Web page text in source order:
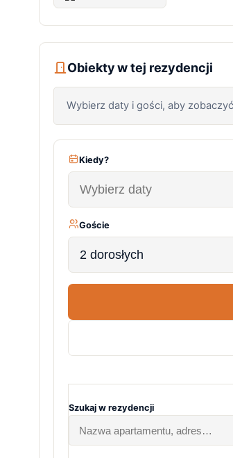
Obiekty w tej rezydencji
Wybierz daty i gości, aby zobaczyć
Kiedy?
Goście
2 dorosłych
Szukaj w rezydencji